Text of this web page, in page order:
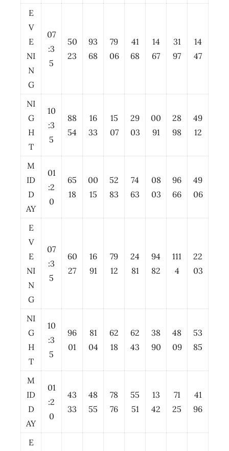
E
V
E
NI
N
G
07
:3
5
50
23
93
68
79
06
41
68
14
67
31
97
14
47
NI
G
H
T
10
:3
5
88
54
16
33
15
07
29
03
00
91
28
98
49
12
M
ID
D
AY
01
:2
0
65
18
00
15
52
83
74
63
08
03
96
66
49
06
E
V
E
NI
N
G
07
:3
5
60
27
16
91
79
12
24
81
94
82
111
4
22
03
NI
G
H
T
10
:3
5
96
01
81
04
62
18
62
43
38
90
48
09
53
85
M
ID
D
AY
01
:2
0
43
33
48
55
78
76
55
51
13
42
71
25
41
96
E